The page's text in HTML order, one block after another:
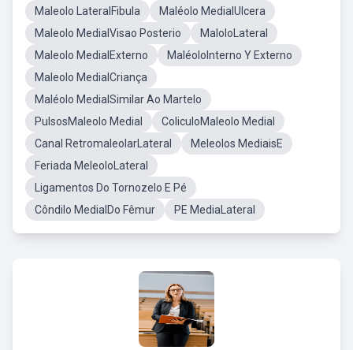
Maleolo LateralFibula
Maléolo MedialUlcera
Maleolo MedialVisao Posterio
MaloloLateral
Maleolo MedialExterno
MaléoloInterno Y Externo
Maleolo MedialCriança
Maléolo MedialSimilar Ao Martelo
PulsosMaleolo Medial
ColiculoMaleolo Medial
Canal RetromaleolarLateral
Meleolos MediaisE
Feriada MeleoloLateral
Ligamentos Do Tornozelo E Pé
Côndilo MedialDo Fêmur
PE MediaLateral